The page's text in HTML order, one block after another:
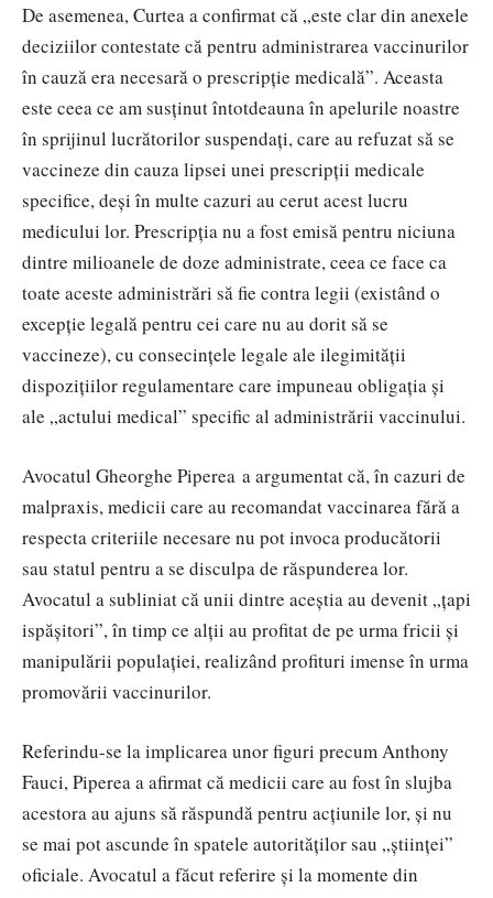
De asemenea, Curtea a confirmat că „este clar din anexele
deciziilor contestate că pentru administrarea vaccinurilor
în cauză era necesară o prescripție medicală”. Aceasta
este ceea ce am susținut întotdeauna în apelurile noastre
în sprijinul lucrătorilor suspendați, care au refuzat să se
vaccineze din cauza lipsei unei prescripții medicale
specifice, deși în multe cazuri au cerut acest lucru
medicului lor. Prescripția nu a fost emisă pentru niciuna
dintre milioanele de doze administrate, ceea ce face ca
toate aceste administrări să fie contra legii (existând o
excepție legală pentru cei care nu au dorit să se
vaccineze), cu consecințele legale ale ilegimității
dispozițiilor regulamentare care impuneau obligația și
ale „actului medical” specific al administrării vaccinului.
Avocatul Gheorghe Piperea a argumentat că, în cazuri de
malpraxis, medicii care au recomandat vaccinarea fără a
respecta criteriile necesare nu pot invoca producătorii
sau statul pentru a se disculpa de răspunderea lor.
Avocatul a subliniat că unii dintre aceștia au devenit „țapi
ispășitori”, în timp ce alții au profitat de pe urma fricii și
manipulării populației, realizând profituri imense în urma
promovării vaccinurilor.
Referindu-se la implicarea unor figuri precum Anthony
Fauci, Piperea a afirmat că medicii care au fost în slujba
acestora au ajuns să răspundă pentru acțiunile lor, și nu
se mai pot ascunde în spatele autorităților sau „științei”
oficiale. Avocatul a făcut referire și la momente din